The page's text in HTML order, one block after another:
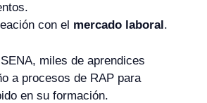
con el mercado laboral.
miles de aprendices
a procesos de RAP para
en su formación.